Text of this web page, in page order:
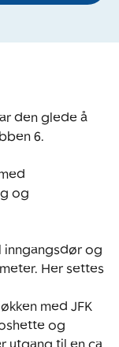
den glede å
6.
og
inngangsdør og
Her settes
med JFK
og